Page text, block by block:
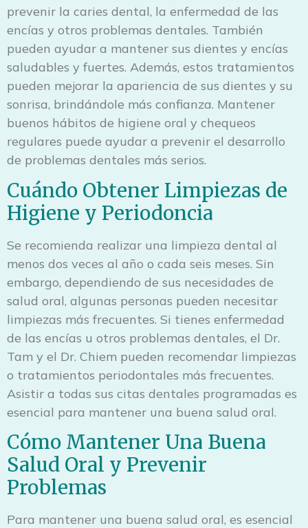
prevenir la caries dental, la enfermedad de las
encías y otros problemas dentales. También
pueden ayudar a mantener sus dientes y encías
saludables y fuertes. Además, estos tratamientos
pueden mejorar la apariencia de sus dientes y su
sonrisa, brindándole más confianza. Mantener
buenos hábitos de higiene oral y chequeos
regulares puede ayudar a prevenir el desarrollo
de problemas dentales más serios.
Cuándo Obtener Limpiezas de
Higiene y Periodoncia
Se recomienda realizar una limpieza dental al
menos dos veces al año o cada seis meses. Sin
embargo, dependiendo de sus necesidades de
salud oral, algunas personas pueden necesitar
limpiezas más frecuentes. Si tienes enfermedad
de las encías u otros problemas dentales, el Dr.
Tam y el Dr. Chiem pueden recomendar limpiezas
o tratamientos periodontales más frecuentes.
Asistir a todas sus citas dentales programadas es
esencial para mantener una buena salud oral.
Cómo Mantener Una Buena
Salud Oral y Prevenir
Problemas
Para mantener una buena salud oral, es esencial